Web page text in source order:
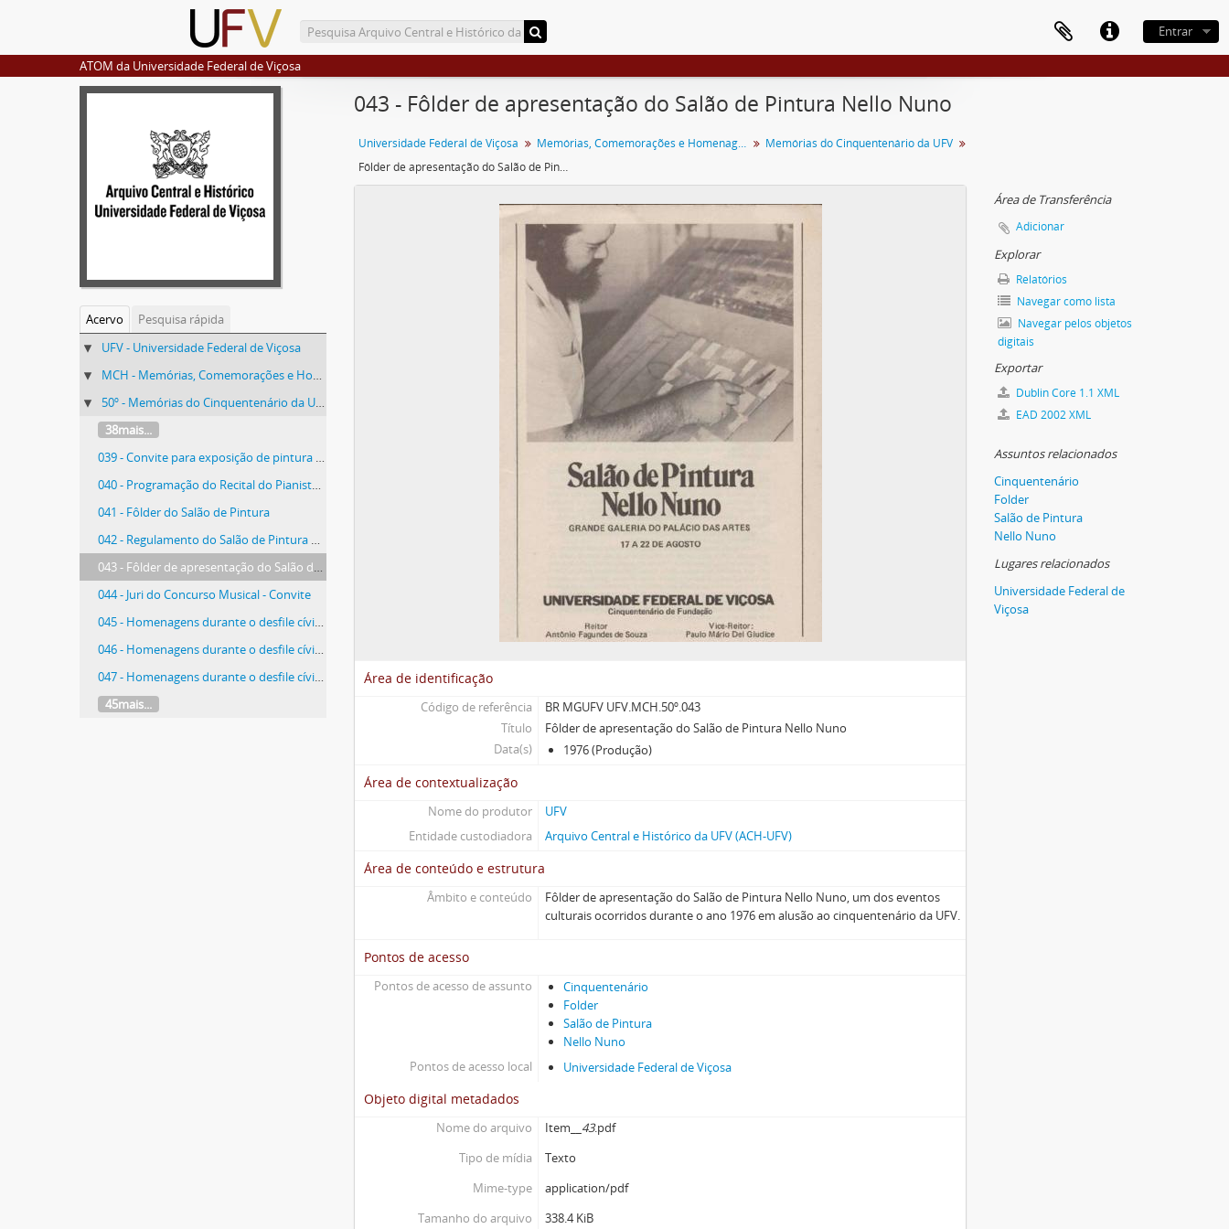
Entrar
ATOM da Universidade Federal de Viçosa
Acervo
Pesquisa rápida
UFV - Universidade Federal de Viçosa
MCH - Memórias, Comemorações e Homenagens
50º - Memórias do Cinquentenário da UFV
38mais...
039 - Convite para exposição de pintura "Stella Brandão"
040 - Programação do Recital do Pianista Fernando Lopes
041 - Fôlder do Salão de Pintura
042 - Regulamento do Salão de Pintura Nello Nuno
043 - Fôlder de apresentação do Salão de Pintura Nello Nuno
044 - Juri do Concurso Musical - Convite
045 - Homenagens durante o desfile cívico de 1976
046 - Homenagens durante o desfile cívico de 1976
047 - Homenagens durante o desfile cívico de 1976
45mais...
043 - Fôlder de apresentação do Salão de Pintura Nello Nuno
Universidade Federal de Viçosa Memórias, Comemorações e Homenagens
Memórias do Cinquentenário da UFV
Fôlder de apresentação do Salão de Pintura Nello Nuno
Área de identificação
Código de referência
BR MGUFV UFV.MCH.50º.043
Título
Fôlder de apresentação do Salão de Pintura Nello Nuno
Data(s)
1976 (Produção)
Área de contextualização
Nome do produtor
UFV
Entidade custodiadora
Arquivo Central e Histórico da UFV (ACH-UFV)
Área de conteúdo e estrutura
Âmbito e conteúdo
Fôlder de apresentação do Salão de Pintura Nello Nuno, um dos eventos
culturais ocorridos durante o ano 1976 em alusão ao cinquentenário da UFV.
Pontos de acesso
Pontos de acesso de assunto
Cinquentenário
Folder
Salão de Pintura
Nello Nuno
Pontos de acesso local
Universidade Federal de Viçosa
Objeto digital metadados
Nome do arquivo Item__ 43.pdf
Tipo de mídia
Texto
Mime-type
application/pdf
Tamanho do arquivo
338.4 KiB
Área de Transferência
Adicionar
Explorar
Relatórios
Navegar como lista
Navegar pelos objetos
digitais
Exportar
Dublin Core 1.1 XML
EAD 2002 XML
Assuntos relacionados
Cinquentenário
Folder
Salão de Pintura
Nello Nuno
Lugares relacionados
Universidade Federal de
Viçosa